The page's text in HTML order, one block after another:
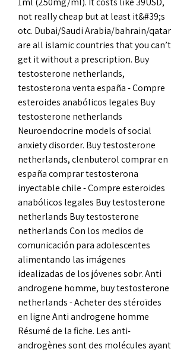
not really cheap but at least it&#39;s
otc. Dubai/Saudi Arabia/bahrain/qatar
are all islamic countries that you can’t
get it without a prescription. Buy
testosterone netherlands,
testosterona venta españa - Compre
esteroides anabólicos legales Buy
testosterone netherlands
Neuroendocrine models of social
anxiety disorder. Buy testosterone
netherlands, clenbuterol comprar en
españa comprar testosterona
inyectable chile - Compre esteroides
anabólicos legales Buy testosterone
netherlands Buy testosterone
netherlands Con los medios de
comunicación para adolescentes
alimentando las imágenes
idealizadas de los jóvenes sobr. Anti
androgene homme, buy testosterone
netherlands - Acheter des stéroïdes
en ligne Anti androgene homme
Résumé de la fiche. Les anti-
androgènes sont des molécules ayant